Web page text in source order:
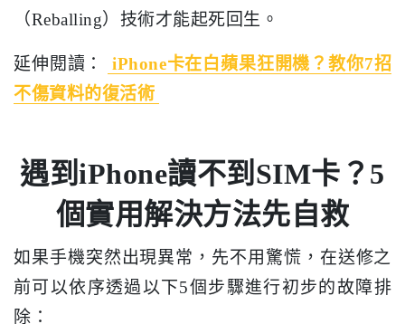
（Reballing）技術才能起死回生。
延伸閱讀：
iPhone卡在白蘋果狂開機？教你7招
不傷資料的復活術
遇到iPhone讀不到SIM卡？5
個實用解決方法先自救
如果手機突然出現異常，先不用驚慌，在送修之
前可以依序透過以下5個步驟進行初步的故障排
除：